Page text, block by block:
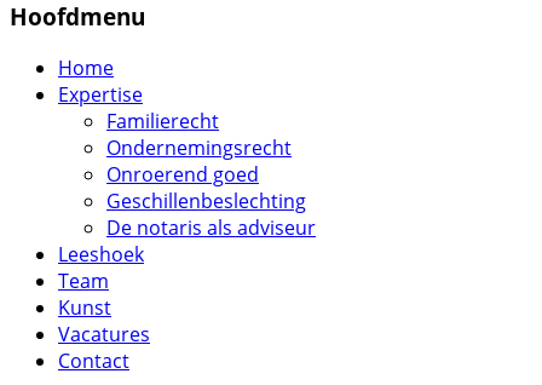
Hoofdmenu
Home
Expertise
Familierecht
Ondernemingsrecht
Onroerend goed
Geschillenbeslechting
De notaris als adviseur
Leeshoek
Team
Kunst
Vacatures
Contact